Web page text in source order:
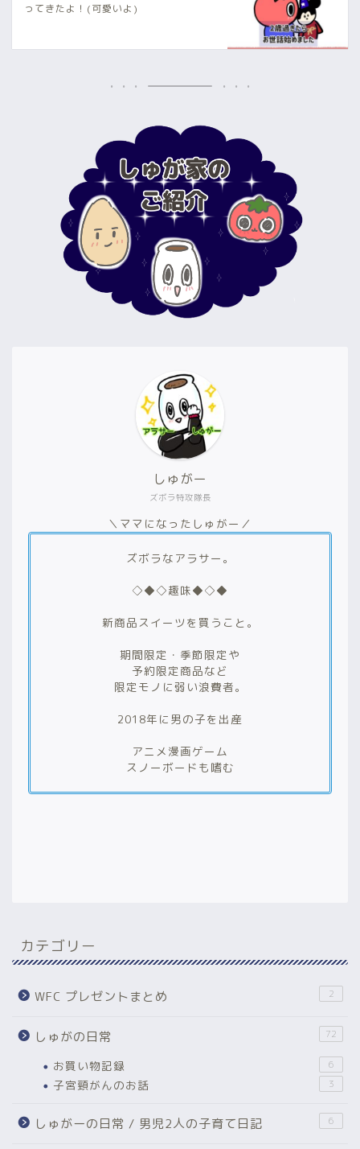
ってきたよ！(可愛いよ)
ズボラ特攻隊長
しゅがー
＼ママになったしゅがー／
ズボラなアラサー。
◇◆◇趣味◆◇◆
新商品スイーツを買うこと。
期間限定・季節限定や
予約限定商品など
限定モノに弱い浪費者。
2018年に男の子を出産
アニメ漫画ゲーム
スノーボードも嗜む
カテゴリー
WFC プレゼントまとめ 2
しゅがの日常 72
お買い物記録 6
子宮頸がんのお話 3
しゅがーの日常 / 男児2人の子育て日記 6